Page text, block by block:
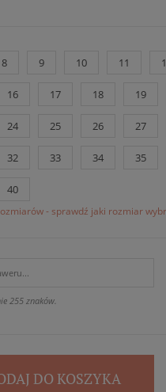
8 9 10 11
16 17 18 19
24 25 26 27
32 33 34 35
40
- sprawdź jaki rozmiar
255 znaków.
DO KOSZYKA